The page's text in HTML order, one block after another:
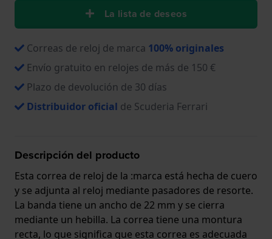
La lista de deseos
Correas de reloj de marca 100% originales
Envío gratuito en relojes de más de 150 €
Plazo de devolución de 30 días
Distribuidor oficial de Scuderia Ferrari
Descripción del producto
Esta correa de reloj de la :marca está hecha de cuero
y se adjunta al reloj mediante pasadores de resorte.
La banda tiene un ancho de 22 mm y se cierra
mediante un hebilla. La correa tiene una montura
recta, lo que significa que esta correa es adecuada